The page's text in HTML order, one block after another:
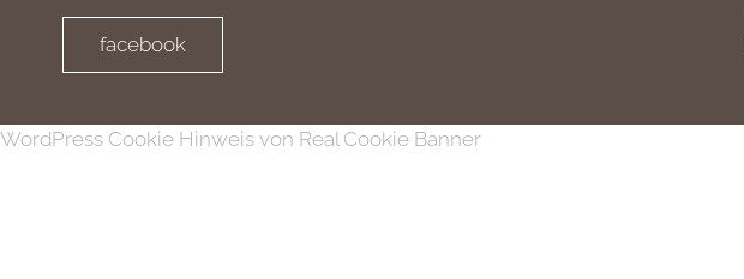
facebook
WordPress Cookie Hinweis von Real Cookie Banner